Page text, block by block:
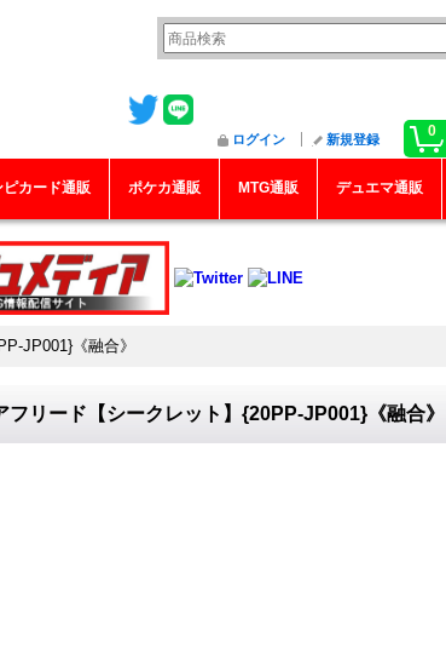
0
ログイン 新規登録
ピカード通販 ポケカ通販 MTG通販 デュエマ通販
JP001}《融合》
フリード【シークレット】{20PP-JP001}《融合》